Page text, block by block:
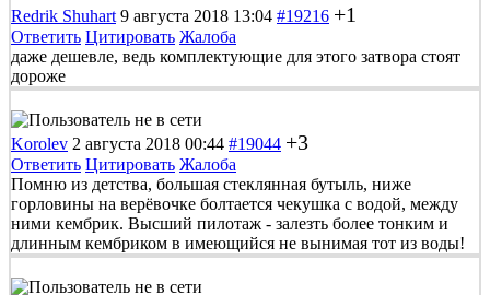
Redrik Shuhart 9 августа 2018 13:04 #19216 +1
Ответить Цитировать Жалоба
даже дешевле, ведь комплектующие для этого затвора стоят
дороже
Korolev 2 августа 2018 00:44 #19044 +3
Ответить Цитировать Жалоба
Помню из детства, большая стеклянная бутыль, ниже
горловины на верёвочке болтается чекушка с водой, между
ними кембрик. Высший пилотаж - залезть более тонким и
длинным кембриком в имеющийся не вынимая тот из воды!